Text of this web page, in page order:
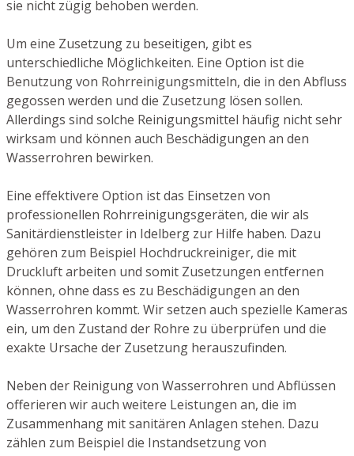
sie nicht zügig behoben werden.
Um eine Zusetzung zu beseitigen, gibt es
unterschiedliche Möglichkeiten. Eine Option ist die
Benutzung von Rohrreinigungsmitteln, die in den Abfluss
gegossen werden und die Zusetzung lösen sollen.
Allerdings sind solche Reinigungsmittel häufig nicht sehr
wirksam und können auch Beschädigungen an den
Wasserrohren bewirken.
Eine effektivere Option ist das Einsetzen von
professionellen Rohrreinigungsgeräten, die wir als
Sanitärdienstleister in Idelberg zur Hilfe haben. Dazu
gehören zum Beispiel Hochdruckreiniger, die mit
Druckluft arbeiten und somit Zusetzungen entfernen
können, ohne dass es zu Beschädigungen an den
Wasserrohren kommt. Wir setzen auch spezielle Kameras
ein, um den Zustand der Rohre zu überprüfen und die
exakte Ursache der Zusetzung herauszufinden.
Neben der Reinigung von Wasserrohren und Abflüssen
offerieren wir auch weitere Leistungen an, die im
Zusammenhang mit sanitären Anlagen stehen. Dazu
zählen zum Beispiel die Instandsetzung von